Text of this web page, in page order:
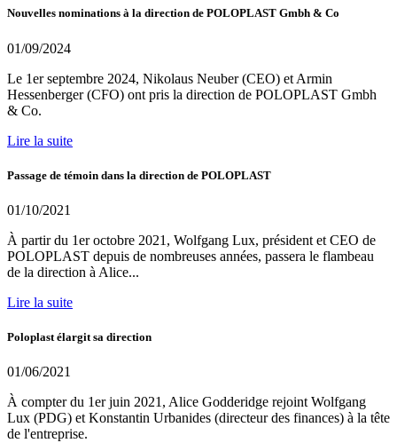
Nouvelles nominations à la direction de POLOPLAST Gmbh & Co
01/09/2024
Le 1er septembre 2024, Nikolaus Neuber (CEO) et Armin
Hessenberger (CFO) ont pris la direction de POLOPLAST Gmbh
& Co.
Lire la suite
Passage de témoin dans la direction de POLOPLAST
01/10/2021
À partir du 1er octobre 2021, Wolfgang Lux, président et CEO de
POLOPLAST depuis de nombreuses années, passera le flambeau
de la direction à Alice...
Lire la suite
Poloplast élargit sa direction
01/06/2021
À compter du 1er juin 2021, Alice Godderidge rejoint Wolfgang
Lux (PDG) et Konstantin Urbanides (directeur des finances) à la tête
de l'entreprise.